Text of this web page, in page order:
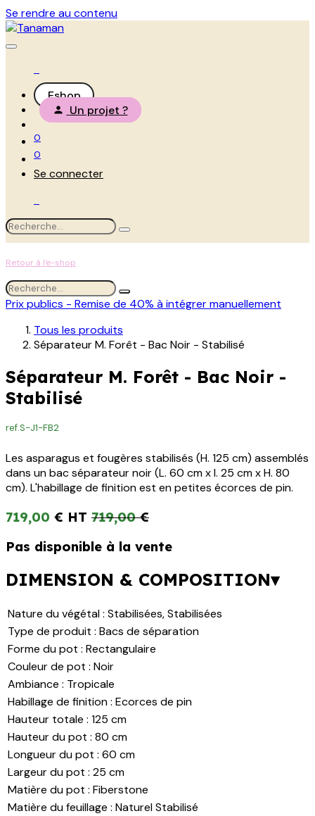
Se rendre au contenu
Eshop
Un projet ?
0
0
Se connecter
Retour à l'e-shop
Prix publics - Remise de 40% à intégrer manuellement
Tous les produits
Séparateur M. Forêt - Bac Noir - Stabilisé
Séparateur M. Forêt - Bac Noir -
Stabilisé
ref.S-J1-FB2
Les asparagus et fougères stabilisés (H. 125 cm) assemblés
dans un bac séparateur noir (L. 60 cm x l. 25 cm x H. 80
cm). L'habillage de finition est en petites écorces de pin.
719,00 € 719,00€
Pas disponible à la vente
DIMENSION & COMPOSITION▾
Nature du végétal: Stabilisées,Stabilisées
Type de produit : Bacs de séparation
Forme du pot : Rectangulaire
Couleur de pot : Noir
Ambiance : Tropicale
Habillage de finition: Ecorces de pin
Hauteur totale : 125 cm
Hauteur du pot : 80 cm
Longueur du pot : 60 cm
Largeur du pot : 25 cm
Matière du pot : Fiberstone
Matière du feuillage : Naturel Stabilisé